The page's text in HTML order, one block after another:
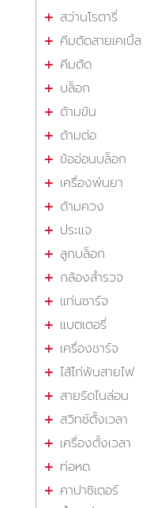
สว่านโรตารี่
คีมตัดสายเคเบิ้ล
คีมตัด
บล็อก
ด้ามขัน
ด้ามต่อ
ข้ออ่อนบล็อก
เครื่องพ่นยา
ด้ามควง
ประแจ
ลูกบล็อก
กล้องสำรวจ
แท่นชาร์จ
แบตเตอรี่
เครื่องชาร์จ
ไส้ไก่พันสายไฟ
สายรัดไนล่อน
สวิทซ์ตั้งเวลา
เครื่องตั้งเวลา
ท่อหด
คาปาซิเตอร์